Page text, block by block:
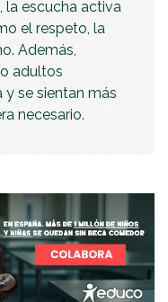
la escucha activa
el respeto, la
Además,
adultos
se sientan más
necesario.